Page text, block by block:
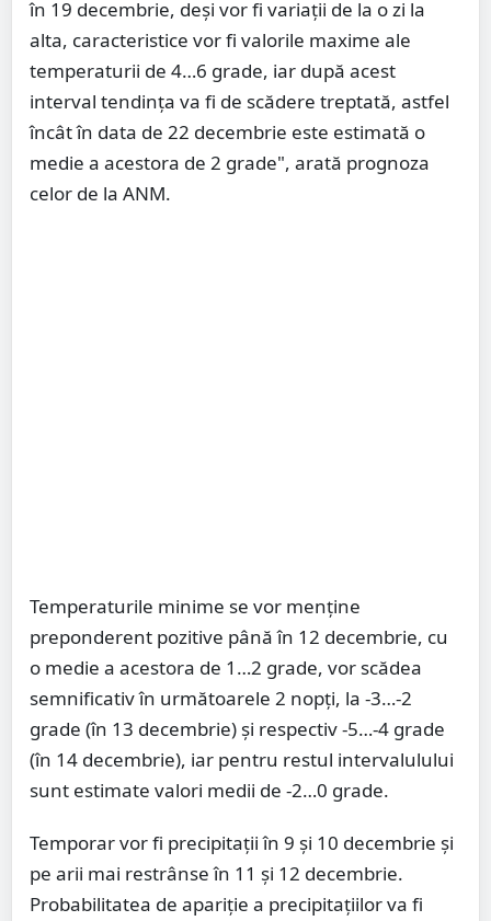
în 19 decembrie, deși vor fi variații de la o zi la
alta, caracteristice vor fi valorile maxime ale
temperaturii de 4…6 grade, iar după acest
interval tendința va fi de scădere treptată, astfel
încât în data de 22 decembrie este estimată o
medie a acestora de 2 grade", arată prognoza
celor de la ANM.
Temperaturile minime se vor menține
preponderent pozitive până în 12 decembrie, cu
o medie a acestora de 1…2 grade, vor scădea
semnificativ în următoarele 2 nopți, la -3…-2
grade (în 13 decembrie) și respectiv -5…-4 grade
(în 14 decembrie), iar pentru restul intervalulului
sunt estimate valori medii de -2…0 grade.
Temporar vor fi precipitații în 9 și 10 decembrie și
pe arii mai restrânse în 11 și 12 decembrie.
Probabilitatea de apariție a precipitațiilor va fi